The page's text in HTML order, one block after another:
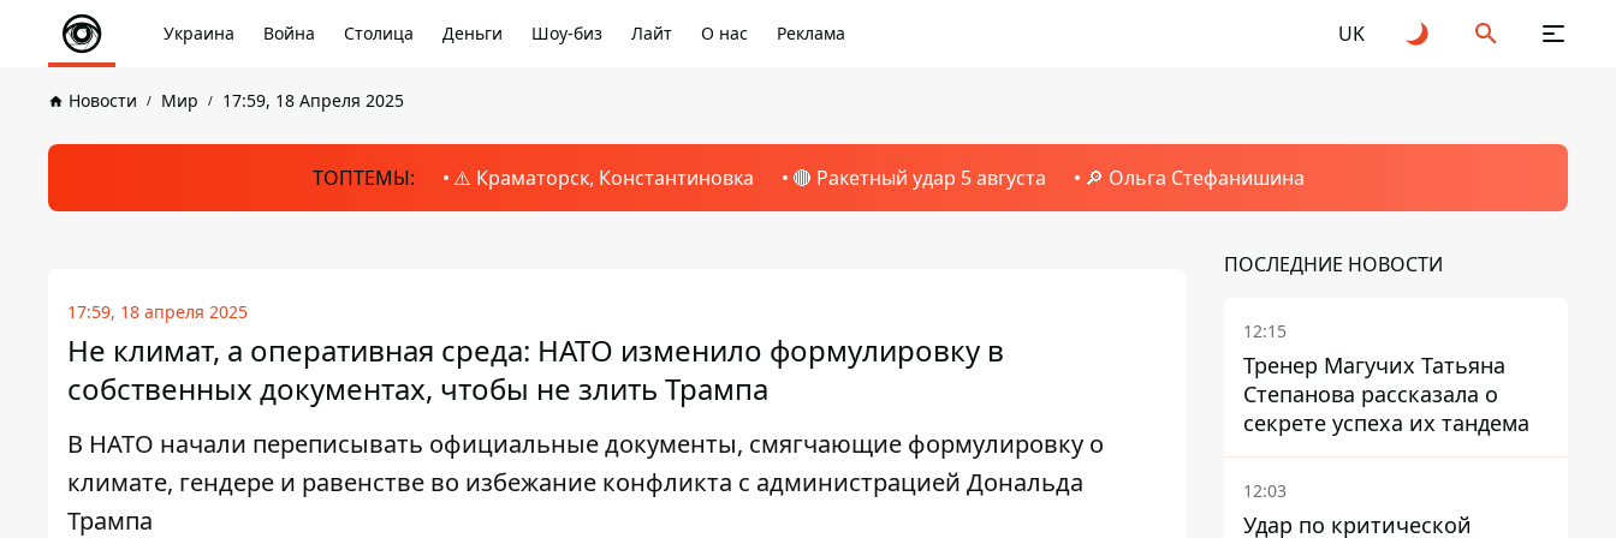
Украина Война Столица Деньги Шоу-биз Лайт О нас Реклама UK
Новости Мир 17:59, 18 Апреля 2025
ТОПТЕМЫ: ⚠️ Краматорск, Константиновка 🔴 Ракетный удар 5 августа 🔎 Ольга Стефанишина
17:59, 18 апреля 2025
Не климат, а оперативная среда: НАТО изменило формулировку в
собственных документах, чтобы не злить Трампа
В НАТО начали переписывать официальные документы, смягчающие формулировку о
климате, гендере и равенстве во избежание конфликта с администрацией Дональда
Трампа
ПОСЛЕДНИЕ НОВОСТИ
12:15
Тренер Магучих Татьяна
Степанова рассказала о
секрете успеха их тандема
12:03
Удар по критической